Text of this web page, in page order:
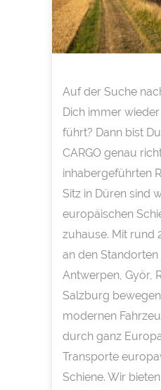
Auf der Suche
Dich immer
führt? Dann bist
CARGO genau
inhabergeführten
Sitz in Düren sind
europäischen
zuhause. Mit rund
an den Standorten
Antwerpen, Györ,
Salzburg
modernen
durch ganz
Transporte
Schiene. Wir